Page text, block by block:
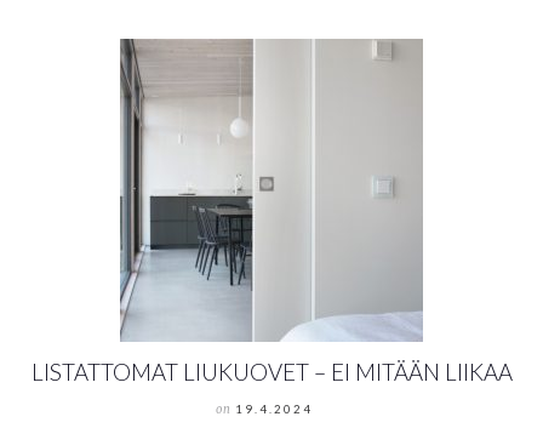
LISTATTOMAT LIUKUOVET – EI MITÄÄN LIIKAA
on 19.4.2024